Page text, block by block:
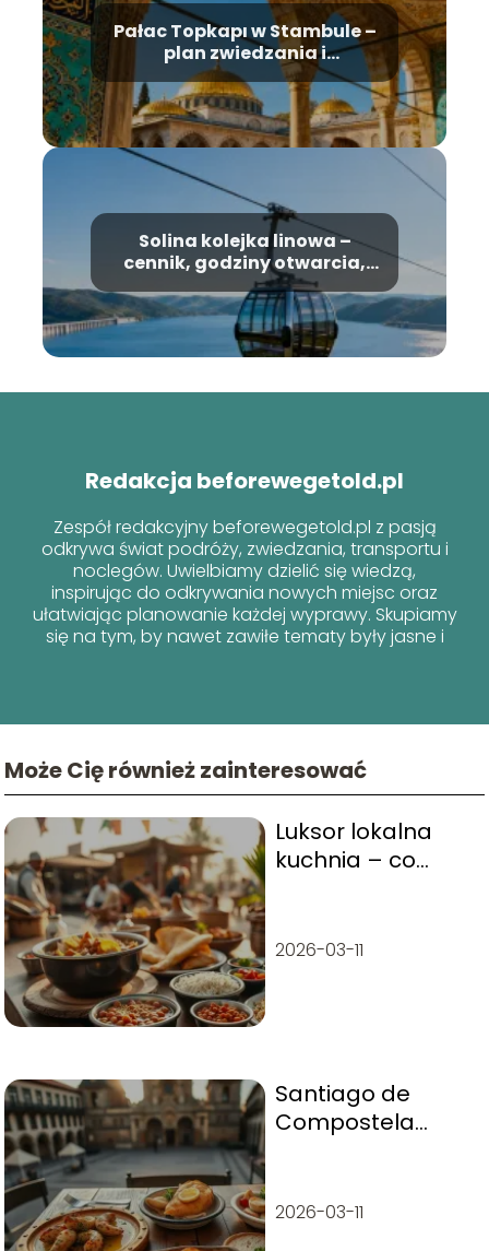
Pałac Topkapı w Stambule –
plan zwiedzania i
najważniejsze atrakcje
Solina kolejka linowa –
cennik, godziny otwarcia,
informacje
Redakcja beforewegetold.pl
Zespół redakcyjny beforewegetold.pl z pasją
odkrywa świat podróży, zwiedzania, transportu i
noclegów. Uwielbiamy dzielić się wiedzą,
inspirując do odkrywania nowych miejsc oraz
ułatwiając planowanie każdej wyprawy. Skupiamy
się na tym, by nawet zawiłe tematy były jasne i
Może Cię również zainteresować
Luksor lokalna
kuchnia – co
2026-03-11
Santiago de
Compostela
2026-03-11